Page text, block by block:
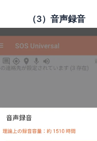
（3）音声録音